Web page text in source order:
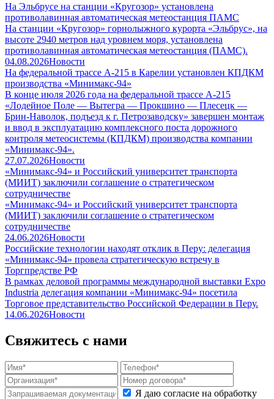
На Эльбрусе на станции «Кругозор» установлена
противолавинная автоматическая метеостанция ПАМС
На станции «Кругозор» горнолыжного курорта «Эльбрус», на
высоте 2940 метров над уровнем моря, установлена
противолавинная автоматическая метеостанция (ПАМС).
04.08.2026Новости
На федеральной трассе А-215 в Карелии установлен КПДКМ
производства «Минимакс-94»
В конце июля 2026 года на федеральной трассе А-215
«Лодейное Поле — Вытегра — Прокшино — Плесецк —
Брин-Наволок, подъезд к г. Петрозаводску» завершен монтаж
и ввод в эксплуатацию комплексного поста дорожного
контроля метеосистемы (КПДКМ) производства компании
«Минимакс-94».
27.07.2026Новости
«Минимакс-94» и Российский университет транспорта
(МИИТ) заключили соглашение о стратегическом
сотрудничестве
«Минимакс-94» и Российский университет транспорта
(МИИТ) заключили соглашение о стратегическом
сотрудничестве
24.06.2026Новости
Российские технологии находят отклик в Перу: делегация
«Минимакс-94» провела стратегическую встречу в
Торгпредстве РФ
В рамках деловой программы международной выставки Expo
Industria делегация компании «Минимакс-94» посетила
Торговое представительство Российской Федерации в Перу.
14.06.2026Новости
Свяжитесь с нами
Я даю согласие на обработку